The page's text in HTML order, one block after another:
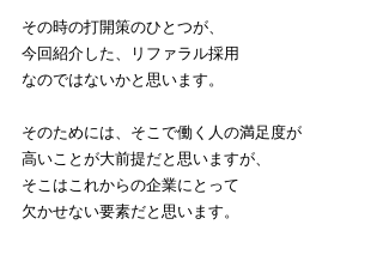
その時の打開策のひとつが、
今回紹介した、リファラル採用
なのではないかと思います。
そのためには、そこで働く人の満足度が
高いことが大前提だと思いますが、
そこはこれからの企業にとって
欠かせない要素だと思います。